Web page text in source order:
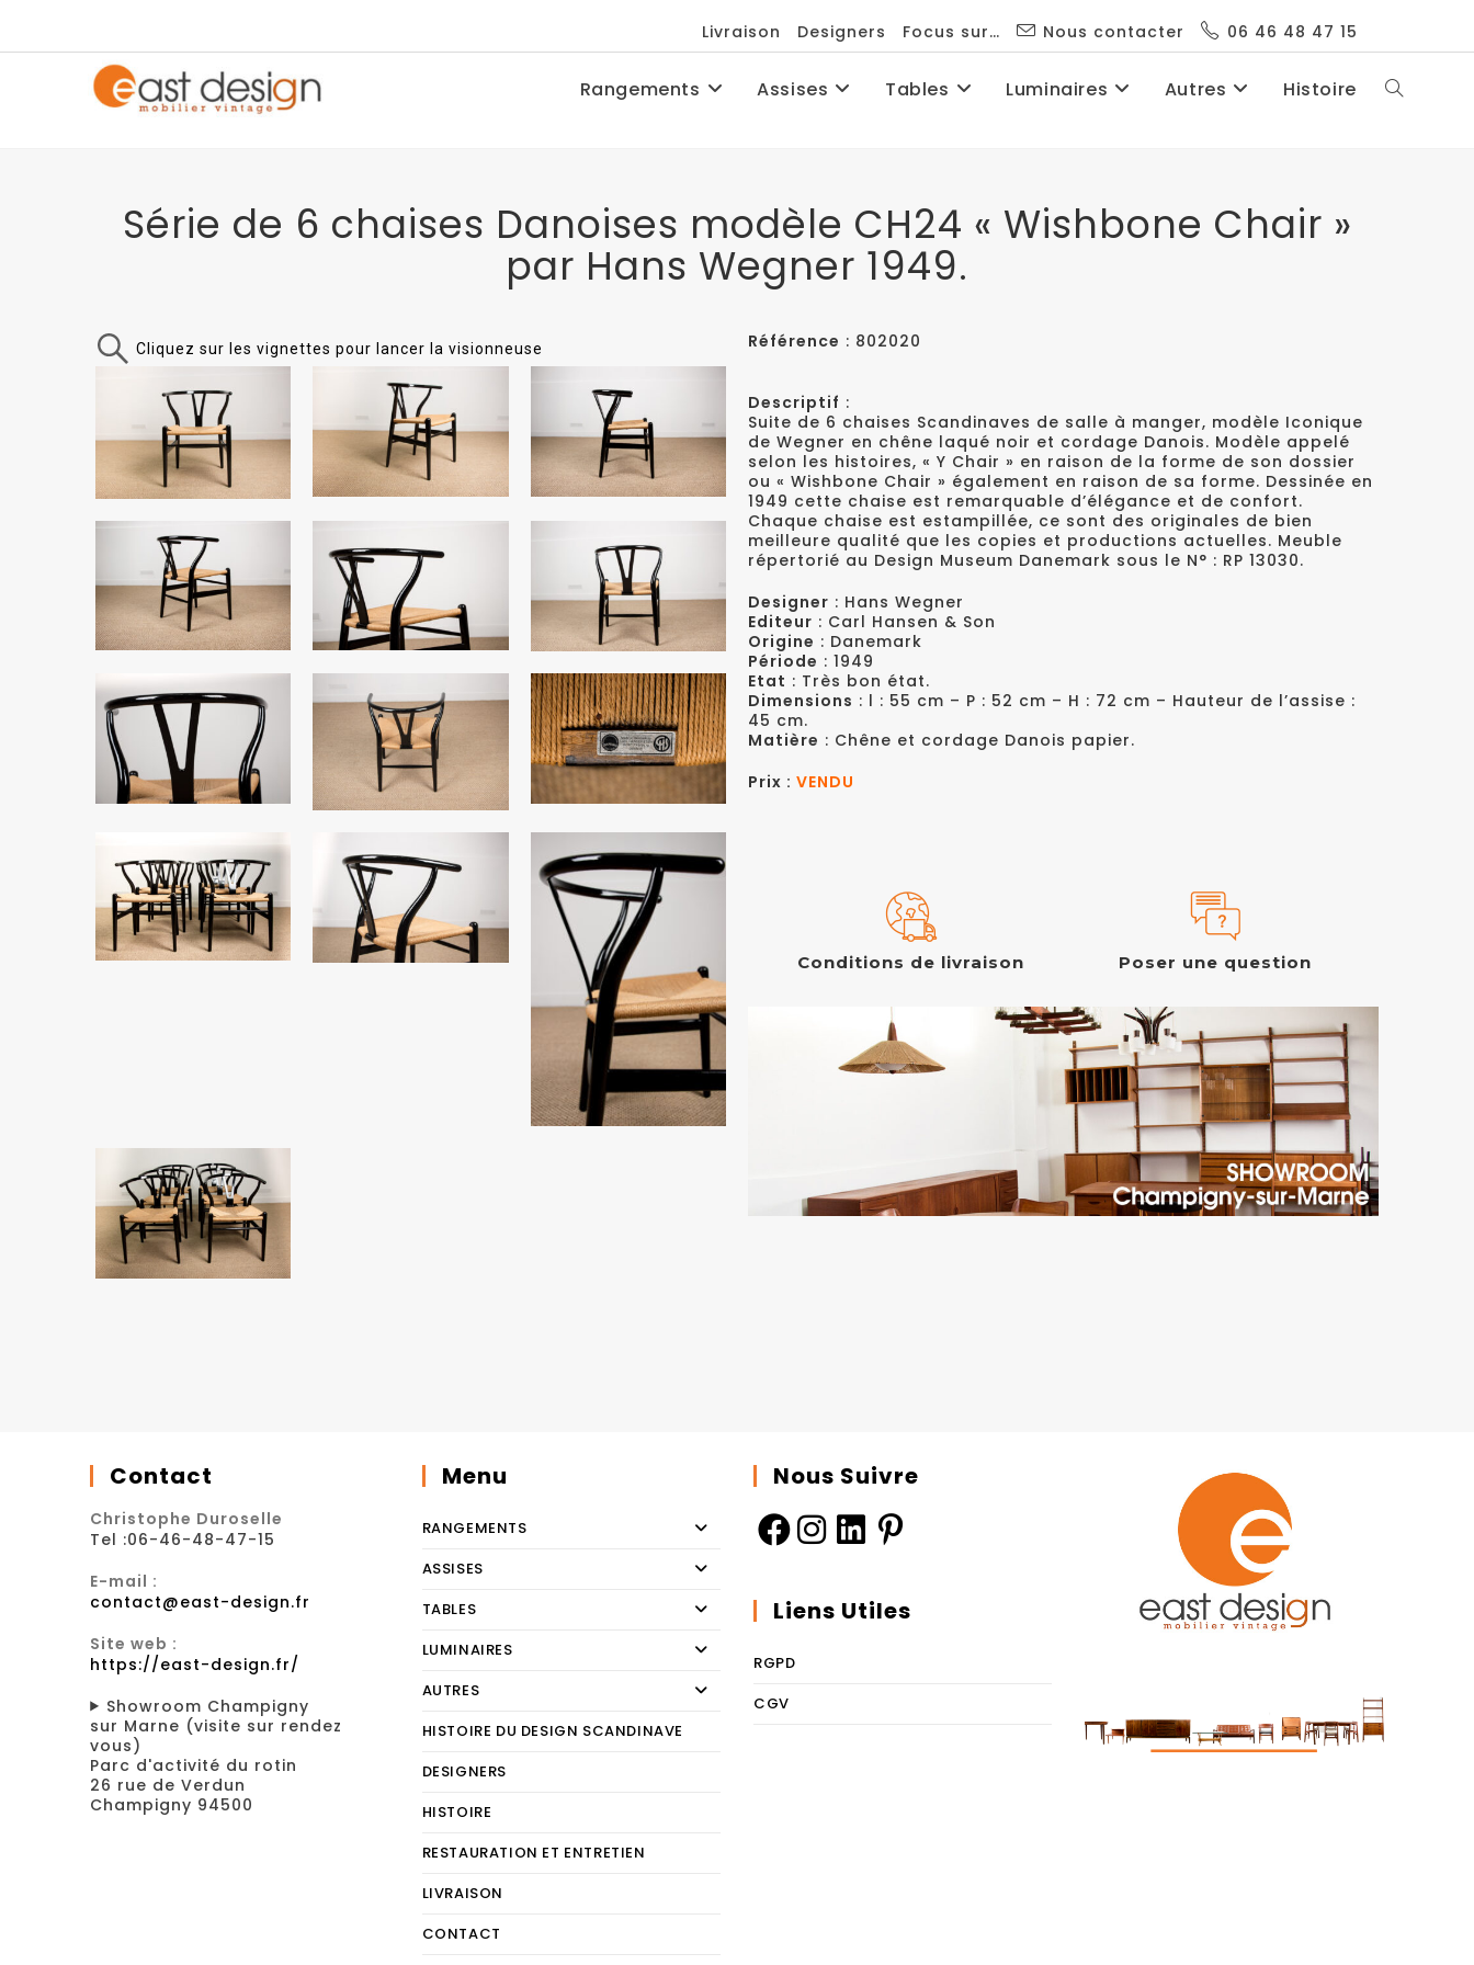
Livraison Designers Focus sur… Nous contacter 06 46 48 47 15
Rangements Assises Tables Luminaires Autres Histoire
Série de 6 chaises Danoises modèle CH24 « Wishbone Chair »
par Hans Wegner 1949.
Cliquez sur les vignettes pour lancer la visionneuse Référence : 802020
Descriptif :
Suite de 6 chaises Scandinaves de salle à manger, modèle Iconique
de Wegner en chêne laqué noir et cordage Danois. Modèle appelé
selon les histoires, « Y Chair » en raison de la forme de son dossier
ou « Wishbone Chair » également en raison de sa forme. Dessinée en
1949 cette chaise est remarquable d’élégance et de confort.
Chaque chaise est estampillée, ce sont des originales de bien
meilleure qualité que les copies et productions actuelles. Meuble
répertorié au Design Museum Danemark sous le N° : RP 13030.
Designer : Hans Wegner
Editeur : Carl Hansen & Son
Origine : Danemark
Période : 1949
Etat : Très bon état.
Dimensions : l : 55 cm – P : 52 cm – H : 72 cm – Hauteur de l’assise :
45 cm.
Matière : Chêne et cordage Danois papier.
Prix : VENDU
Conditions de livraison Poser une question
Contact
Christophe Duroselle
Tel :06-46-48-47-15
E-mail :
contact@east-design.fr
Site web :
https://east-design.fr/
Showroom Champigny
sur Marne (visite sur rendez
vous)
Parc d'activité du rotin
26 rue de Verdun
Champigny 94500
Menu
RANGEMENTS
ASSISES
TABLES
LUMINAIRES
AUTRES
HISTOIRE DU DESIGN SCANDINAVE
DESIGNERS
HISTOIRE
RESTAURATION ET ENTRETIEN
LIVRAISON
CONTACT
Nous Suivre
Liens Utiles
RGPD
CGV